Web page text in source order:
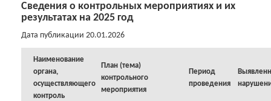
Сведения о контрольных мероприятиях и их
результатах на 2025 год
Дата публикации 20.01.2026
Наименование
органа,
осуществляющего
контроль
План (тема)
контрольного
мероприятия
Период
проведения